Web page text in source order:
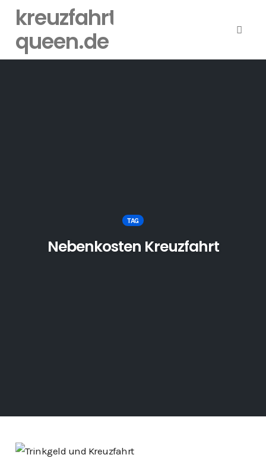
kreuzfahrt-
queen.de
TAG
Nebenkosten Kreuzfahrt